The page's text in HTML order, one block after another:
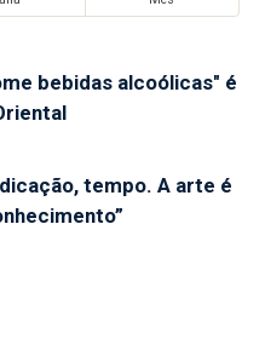
bebidas alcoólicas" é
tempo. A arte é